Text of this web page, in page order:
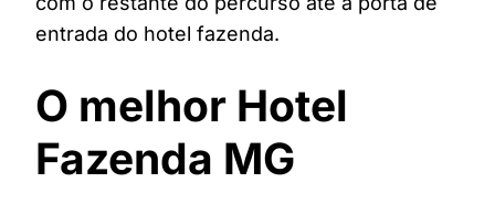
entrada do hotel fazenda.
O melhor Hotel
Fazenda MG